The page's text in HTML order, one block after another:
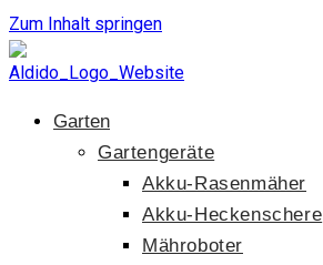
Zum Inhalt springen
Garten
Gartengeräte
Akku-Rasenmäher
Akku-Heckenschere
Mähroboter